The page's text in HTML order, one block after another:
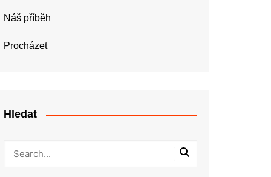
Náš příběh
Procházet
Hledat